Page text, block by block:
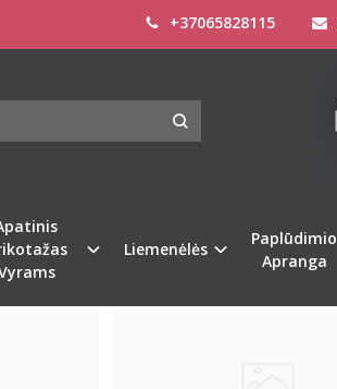
+37065828115
Liemenėlės
Paplūdimio
Apranga
TRIKO
Populiari